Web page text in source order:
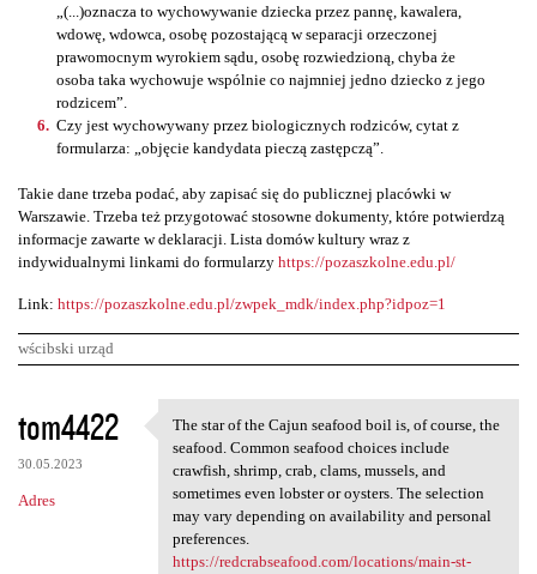
„(...)oznacza to wychowywanie dziecka przez pannę, kawalera,
wdowę, wdowca, osobę pozostającą w separacji orzeczonej
prawomocnym wyrokiem sądu, osobę rozwiedzioną, chyba że
osoba taka wychowuje wspólnie co najmniej jedno dziecko z jego
rodzicem”.
Czy jest wychowywany przez biologicznych rodziców, cytat z
formularza: „objęcie kandydata pieczą zastępczą”.
Takie dane trzeba podać, aby zapisać się do publicznej placówki w
Warszawie. Trzeba też przygotować stosowne dokumenty, które potwierdzą
informacje zawarte w deklaracji. Lista domów kultury wraz z
indywidualnymi linkami do formularzy https://pozaszkolne.edu.pl/
Link: https://pozaszkolne.edu.pl/zwpek_mdk/index.php?idpoz=1
wścibski urząd
K
o
m
e
tom4422
30.05.2023
Adres
The star of the Cajun seafood
The star of the Cajun seafood boil is, of course, the
seafood. Common seafood choices include
crawfish, shrimp, crab, clams, mussels, and
sometimes even lobster or oysters. The selection
may vary depending on availability and personal
preferences.
https://redcrabseafood.com/locations/main-st-